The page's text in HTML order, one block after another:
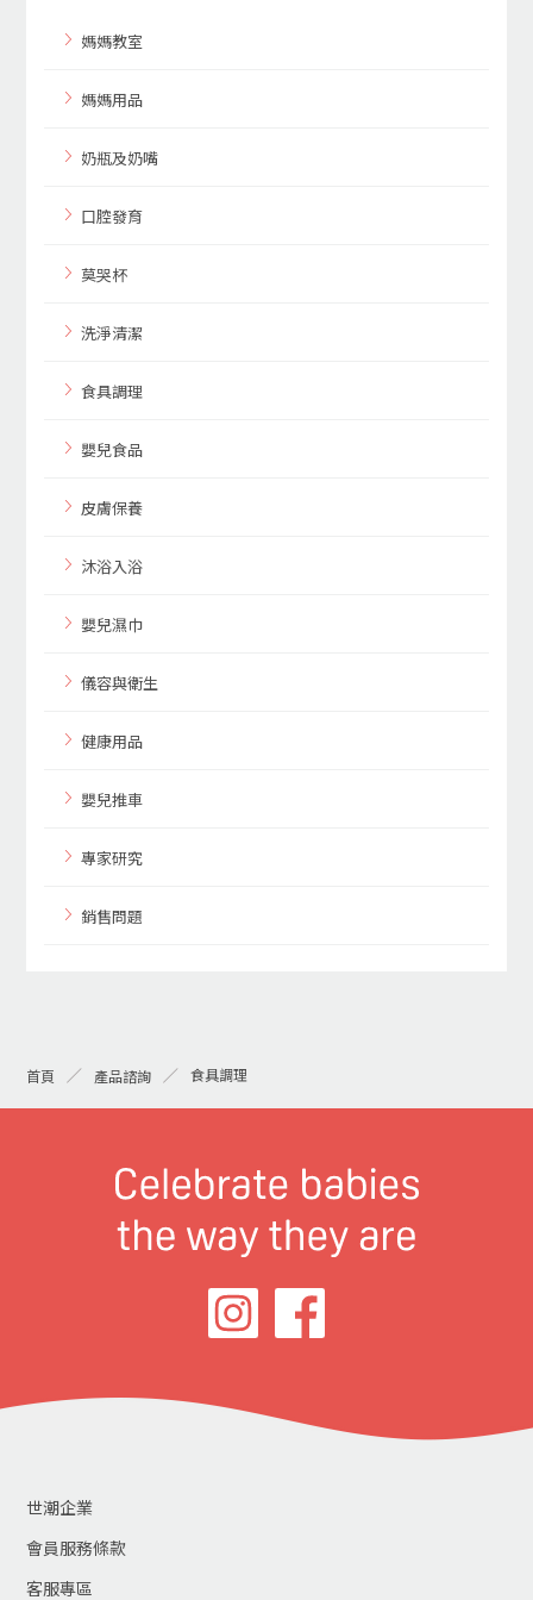
媽媽教室
媽媽用品
奶瓶及奶嘴
口腔發育
莫哭杯
洗淨清潔
食具調理
嬰兒食品
皮膚保養
沐浴入浴
嬰兒濕巾
儀容與衛生
健康用品
嬰兒推車
專家研究
銷售問題
首頁 產品諮詢 食具調理
世潮企業
會員服務條款
客服專區